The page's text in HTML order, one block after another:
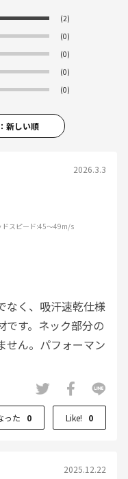
(2)
(0)
(0)
(0)
(0)
新しい順
2026.3.3
ドスピード:45～49m/s
なく、吸汗速乾仕様
です。ネック部分の
せん。パフォーマン
った 0 Like! 0
2025.12.22